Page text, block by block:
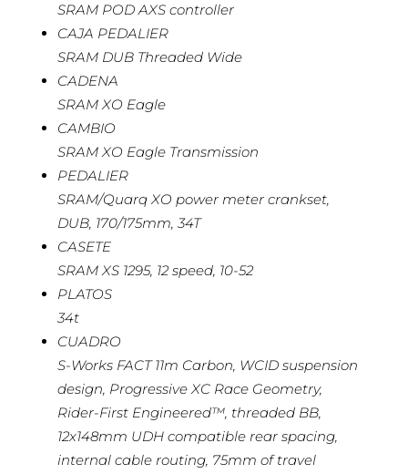
SRAM POD AXS controller
CAJA PEDALIER
SRAM DUB Threaded Wide
CADENA
SRAM XO Eagle
CAMBIO
SRAM XO Eagle Transmission
PEDALIER
SRAM/Quarq XO power meter crankset,
DUB, 170/175mm, 34T
CASETE
SRAM XS 1295, 12 speed, 10-52
PLATOS
34t
CUADRO
S-Works FACT 11m Carbon, WCID suspension
design, Progressive XC Race Geometry,
Rider-First Engineered™, threaded BB,
12x148mm UDH compatible rear spacing,
internal cable routing, 75mm of travel